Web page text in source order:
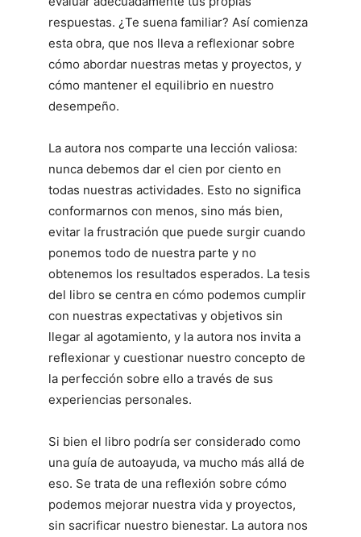
respuestas. ¿Te suena familiar? Así comienza
esta obra, que nos lleva a reflexionar sobre
cómo abordar nuestras metas y proyectos, y
cómo mantener el equilibrio en nuestro
desempeño.
La autora nos comparte una lección valiosa:
nunca debemos dar el cien por ciento en
todas nuestras actividades. Esto no significa
conformarnos con menos, sino más bien,
evitar la frustración que puede surgir cuando
ponemos todo de nuestra parte y no
obtenemos los resultados esperados. La tesis
del libro se centra en cómo podemos cumplir
con nuestras expectativas y objetivos sin
llegar al agotamiento, y la autora nos invita a
reflexionar y cuestionar nuestro concepto de
la perfección sobre ello a través de sus
experiencias personales.
Si bien el libro podría ser considerado como
una guía de autoayuda, va mucho más allá de
eso. Se trata de una reflexión sobre cómo
podemos mejorar nuestra vida y proyectos,
sin sacrificar nuestro bienestar. La autora nos